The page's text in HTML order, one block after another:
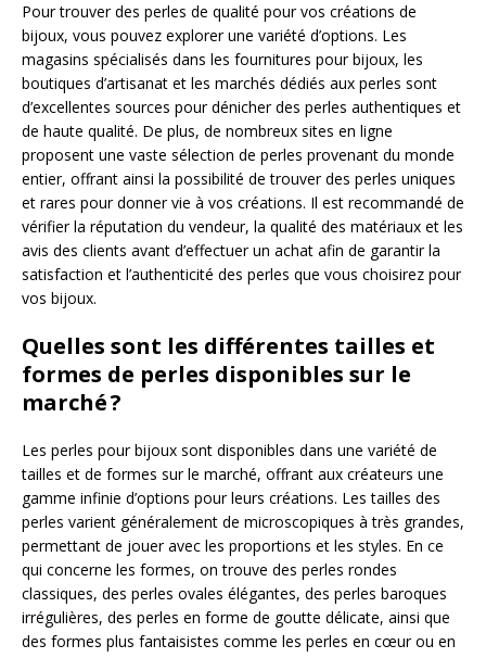
Pour trouver des perles de qualité pour vos créations de
bijoux, vous pouvez explorer une variété d’options. Les
magasins spécialisés dans les fournitures pour bijoux, les
boutiques d’artisanat et les marchés dédiés aux perles sont
d’excellentes sources pour dénicher des perles authentiques et
de haute qualité. De plus, de nombreux sites en ligne
proposent une vaste sélection de perles provenant du monde
entier, offrant ainsi la possibilité de trouver des perles uniques
et rares pour donner vie à vos créations. Il est recommandé de
vérifier la réputation du vendeur, la qualité des matériaux et les
avis des clients avant d’effectuer un achat afin de garantir la
satisfaction et l’authenticité des perles que vous choisirez pour
vos bijoux.
Quelles sont les différentes tailles et
formes de perles disponibles sur le
marché ?
Les perles pour bijoux sont disponibles dans une variété de
tailles et de formes sur le marché, offrant aux créateurs une
gamme infinie d’options pour leurs créations. Les tailles des
perles varient généralement de microscopiques à très grandes,
permettant de jouer avec les proportions et les styles. En ce
qui concerne les formes, on trouve des perles rondes
classiques, des perles ovales élégantes, des perles baroques
irrégulières, des perles en forme de goutte délicate, ainsi que
des formes plus fantaisistes comme les perles en cœur ou en